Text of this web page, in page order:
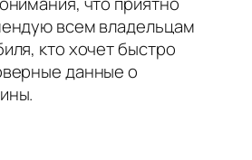
всем владельцам
кто хочет быстро
данные о